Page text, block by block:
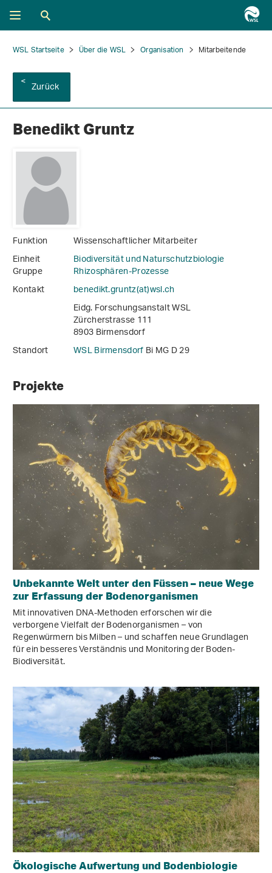
WSL Startseite Über die WSL Organisation Mitarbeitende
Zurück
Benedikt Gruntz
Funktion
Wissenschaftlicher Mitarbeiter
Einheit
Biodiversität und Naturschutzbiologie
Gruppe
Rhizosphären-Prozesse
Kontakt
benedikt.gruntz(at)wsl.ch
Eidg. Forschungsanstalt WSL
Zürcherstrasse 111
8903 Birmensdorf
Standort
WSL BirmensdorfBi MG D 29
Projekte
Unbekannte Welt unter den Füssen – neue Wege
zur Erfassung der Bodenorganismen
Mit innovativen DNA-Methoden erforschen wir die
verborgene Vielfalt der Bodenorganismen – von
Regenwürmern bis Milben – und schaffen neue Grundlagen
für ein besseres Verständnis und Monitoring der Boden-
Biodiversität.
Ökologische Aufwertung und Bodenbiologie